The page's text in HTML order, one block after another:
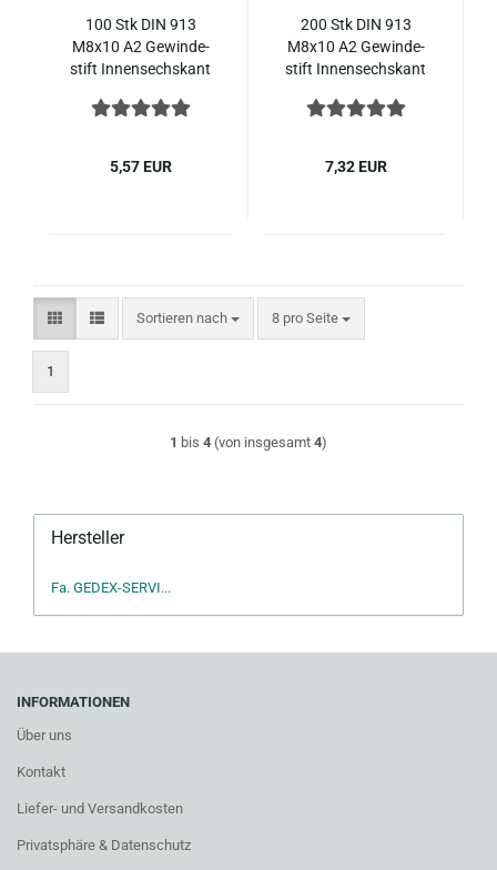
100 Stk DIN 913
M8x10 A2 Ge­win­de­
stift In­nen­sechs­kant
Edel­stahl
5,57 EUR
200 Stk DIN 913
M8x10 A2 Ge­win­de­
stift In­nen­sechs­kant
Edel­stahl
7,32 EUR
Sortieren nach
Sortieren nach 8 pro Seite
pro Seite
1
1 bis 4 (von insgesamt 4)
Hersteller
Fa. GEDEX-SERVI...
INFORMATIONEN
Über uns
Kontakt
Liefer- und Versandkosten
Privatsphäre & Datenschutz